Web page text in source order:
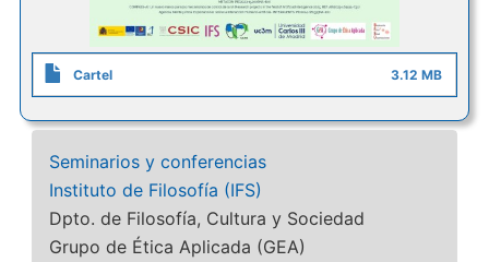
Cartel 3.12 MB
Seminarios y conferencias
Instituto de Filosofía (IFS)
Dpto. de Filosofía, Cultura y Sociedad
Grupo de Ética Aplicada (GEA)